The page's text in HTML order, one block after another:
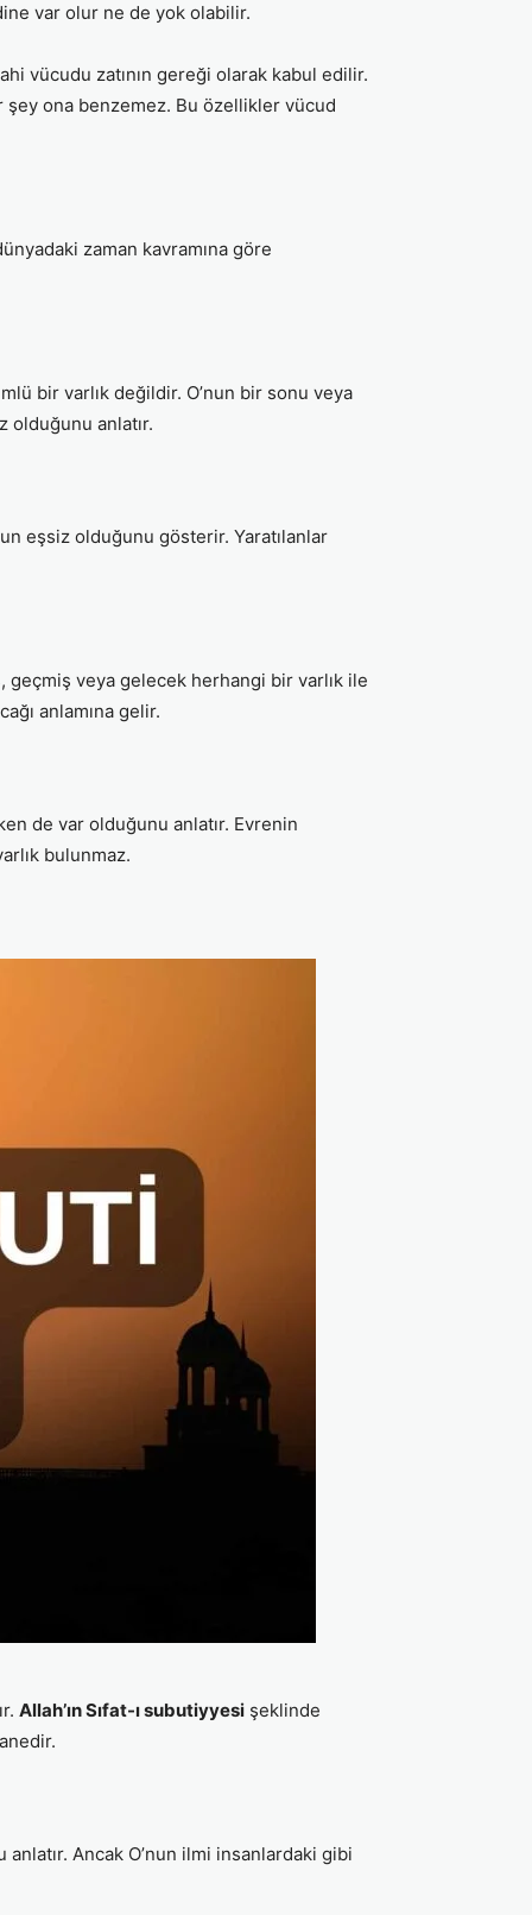
var olur ne de yok olabilir.
vücudu zatının gereği olarak kabul edilir.
şey ona benzemez. Bu özellikler vücud
zaman kavramına göre
bir varlık değildir. O’nun bir sonu veya
olduğunu anlatır.
eşsiz olduğunu gösterir. Yaratılanlar
geçmiş veya gelecek herhangi bir varlık ile
anlamına gelir.
de var olduğunu anlatır. Evrenin
bulunmaz.
Allah’ın Sıfat-ı subutiyyesi şeklinde
Ancak O’nun ilmi insanlardaki gibi